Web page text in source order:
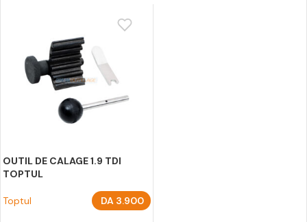
OUTIL DE CALAGE 1.9 TDI
TOPTUL
Toptul DA 3.900